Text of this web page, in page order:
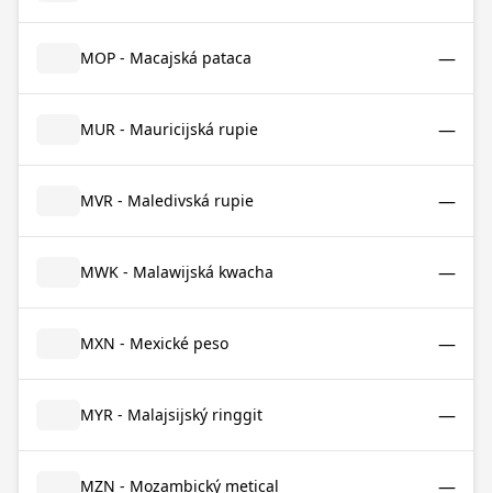
MOP - Macajská pataca —
MUR - Mauricijská rupie —
MVR - Maledivská rupie —
MWK - Malawijská kwacha —
MXN - Mexické peso —
MYR - Malajsijský ringgit —
MZN - Mozambický metical —